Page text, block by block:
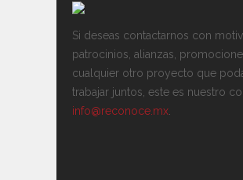
Si deseas contactarnos con
patrocinios, alianzas,
cualquier otro proyecto que
trabajar juntos, este es nuestro
info@reconoce.mx